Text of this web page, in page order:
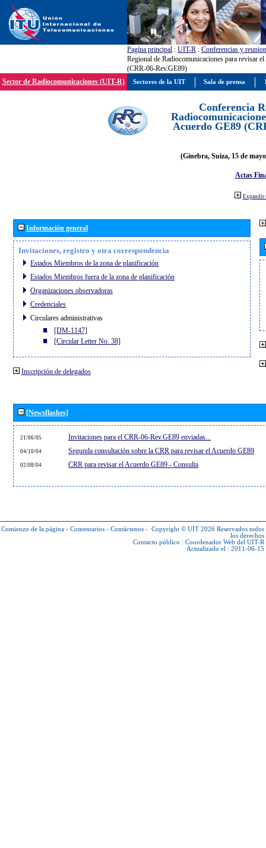
Pagína principal : UIT-R : Conferencias y
Regional de Radiocomunicaciones para revisar
(CRR-06-Rev.GE89)
Sector de Radiocomunicaciones (UIT-R)
Conferencia
Acuerdo GE89
(Ginebra, Suiza, 15 de
Actas
Expandir
Información general
Invitaciones, registro y otra correspondencia
Estados Miembros de la zona de planificación
Estados Miembros fuera de la zona de planificación
Organizaciones observadoras
Credenciales
Circulares administrativas
[DM-1147]
[Circular Letter No. 38]
Inscripción de delegados
[Newsflashes]
21/06/05 Invitaciones para el CRR-06-Rev.GE89 enviadas...
04/10/04 Segunda consultación sobre la CRR para revisar el Acuerdo GE89
02/08/04 CRR para revisar el Acuerdo GE89 - Consulta
Comienzo de la página - Comentarios - Contáctenos - Copyright © UIT 2026 Reservados todos
los derechos
Contacto público : Coordenador Web del UIT-R
Actualizado el : 2011-06-15
Sectores de la UIT Sala de prensa